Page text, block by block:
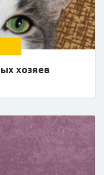
хозяев